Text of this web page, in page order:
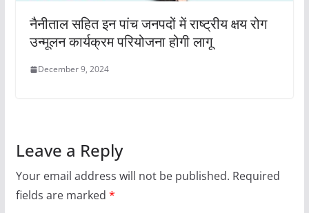
नैनीताल सहित इन पांच जनपदों में राष्ट्रीय क्षय रोग
उन्मूलन कार्यक्रम परियोजना होगी लागू
December 9, 2024
Leave a Reply
Your email address will not be published. Required
fields are marked *